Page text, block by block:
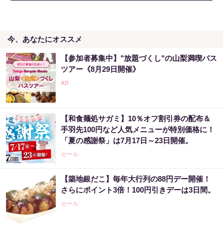
今、あなたにオススメ
【参加者募集中】"放題づくし"の山梨満喫バス
ツアー《8月29日開催》
【和食麺処サガミ】10％オフ割引券の配布＆
手羽先100円など人気メニューが特別価格に！
「夏の感謝祭」は7月17日～23日開催。
セール
【築地銀だこ】毎年大行列の88円デー開催！
さらにポイント3倍！100円引きデーは3日間。
セール